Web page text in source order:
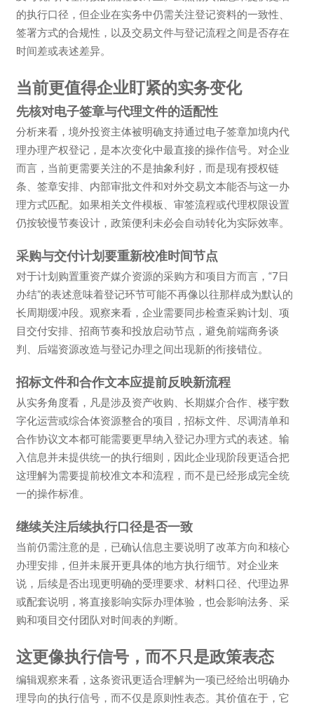
的执行口径，但企业在实务中仍需关注登记资料的一致性、
签署方式的合规性，以及交易文件与登记流程之间是否存在
时间差或表述差异。
当前更值得企业盯紧的实务变化
先核对电子签章与代理文件的适配性
分析来看，境外投资主体被明确支持通过电子签章加境内代
理办理产权登记，是本次变化中最直接的操作信号。对企业
而言，当前更需要关注的不是抽象利好，而是现有授权链
条、签章安排、内部审批文件和对外交易文本能否与这一办
理方式匹配。如果相关文件模板、审签流程或代理权限设置
仍按较慢节奏设计，政策便利未必会自动转化为实际效率。
采购与交付计划要重新校准时间节点
对于计划购置重资产媒介资源的采购方和项目方而言，“7日
办结”的表述意味着登记环节可能不再像以往那样成为默认的
长周期缓冲段。观察来看，企业需要同步检查采购计划、项
目交付安排、招商节奏和投放启动节点，避免前端商务谈
判、后端资源改造与登记办理之间出现新的衔接错位。
招标文件和合作文本应提前反映新流程
从实务角度看，凡是涉及资产收购、长期媒介合作、楼宇数
字化运营或综合体资源整合的项目，招标文件、尽调清单和
合作协议文本都可能需要更早纳入登记办理方式的表述。输
入信息并未提供统一的执行细则，因此企业现阶段更适合把
这理解为需要提前校准文本和流程，而不是已经形成完全统
一的操作标准。
继续关注后续执行口径是否一致
当前仍需注意的是，已确认信息主要说明了改革方向和核心
办理安排，但并未展开更具体的地方执行细节。对企业来
说，后续是否出现更明确的受理要求、材料口径、代理边界
或配套说明，将直接影响实际办理体验，也会影响法务、采
购和项目交付团队对时间表的判断。
这更像执行信号，而不只是政策表态
编辑观察来看，这条资讯更适合理解为一项已经给出明确办
理导向的执行信号，而不仅是原则性表态。其价值在于，它